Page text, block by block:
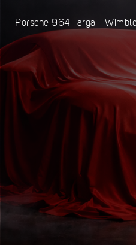
Porsche 964 Targa -